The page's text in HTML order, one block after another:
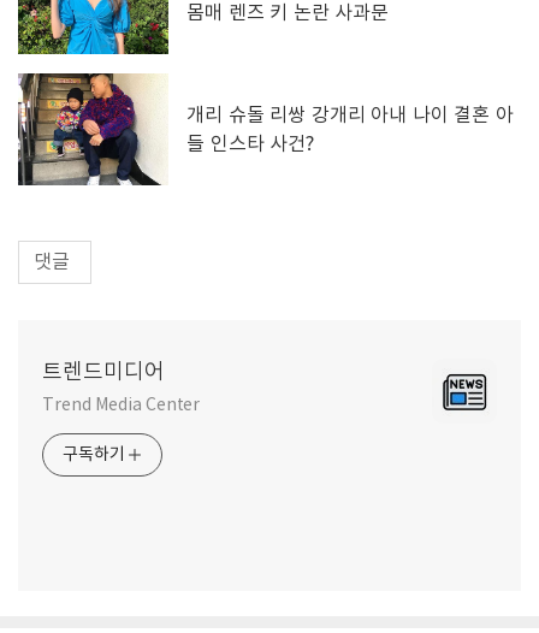
몸매 렌즈 키 논란 사과문
개리 슈돌 리쌍 강개리 아내 나이 결혼 아
들 인스타 사건?
댓글
트렌드미디어
Trend Media Center
구독하기